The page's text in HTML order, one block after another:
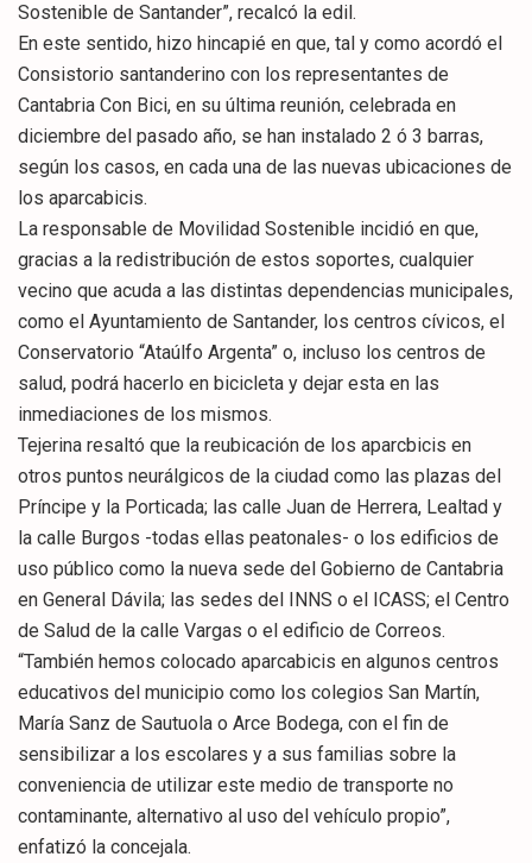
Sostenible de Santander”, recalcó la edil.
En este sentido, hizo hincapié en que, tal y como acordó el
Consistorio santanderino con los representantes de
Cantabria Con Bici, en su última reunión, celebrada en
diciembre del pasado año, se han instalado 2 ó 3 barras,
según los casos, en cada una de las nuevas ubicaciones de
los aparcabicis.
La responsable de Movilidad Sostenible incidió en que,
gracias a la redistribución de estos soportes, cualquier
vecino que acuda a las distintas dependencias municipales,
como el Ayuntamiento de Santander, los centros cívicos, el
Conservatorio “Ataúlfo Argenta” o, incluso los centros de
salud, podrá hacerlo en bicicleta y dejar esta en las
inmediaciones de los mismos.
Tejerina resaltó que la reubicación de los aparcbicis en
otros puntos neurálgicos de la ciudad como las plazas del
Príncipe y la Porticada; las calle Juan de Herrera, Lealtad y
la calle Burgos -todas ellas peatonales- o los edificios de
uso público como la nueva sede del Gobierno de Cantabria
en General Dávila; las sedes del INNS o el ICASS; el Centro
de Salud de la calle Vargas o el edificio de Correos.
“También hemos colocado aparcabicis en algunos centros
educativos del municipio como los colegios San Martín,
María Sanz de Sautuola o Arce Bodega, con el fin de
sensibilizar a los escolares y a sus familias sobre la
conveniencia de utilizar este medio de transporte no
contaminante, alternativo al uso del vehículo propio”,
enfatizó la concejala.